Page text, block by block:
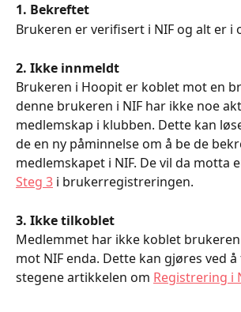
1. Bekreftet
Brukeren er verifisert i NIF og alt er i
2. Ikke innmeldt
Brukeren i Hoopit er koblet mot en
denne brukeren i NIF har ikke noe
medlemskap i klubben. Dette kan
de en ny påminnelse om å be de
medlemskapet i NIF. De vil da motta
Steg 3 i brukerregistreringen.
3. Ikke tilkoblet
Medlemmet har ikke koblet
mot NIF enda. Dette kan gjøres ved
stegene artikkelen om Registrering i